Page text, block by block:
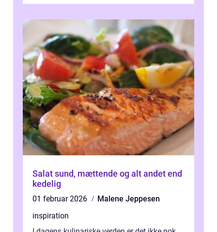
Salat sund, mættende og alt andet end
kedelig
01 februar 2026
Malene Jeppesen
inspiration